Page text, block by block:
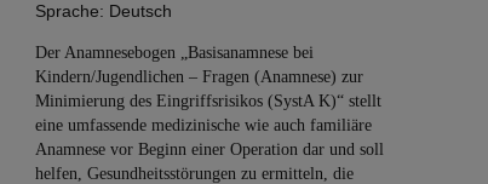
Sprache: Deutsch
Der Anamnesebogen „Basisanamnese bei
Kindern/Jugendlichen – Fragen (Anamnese) zur
Minimierung des Eingriffsrisikos (SystA K)“ stellt
eine umfassende medizinische wie auch familiäre
Anamnese vor Beginn einer Operation dar und soll
helfen, Gesundheitsstörungen zu ermitteln, die